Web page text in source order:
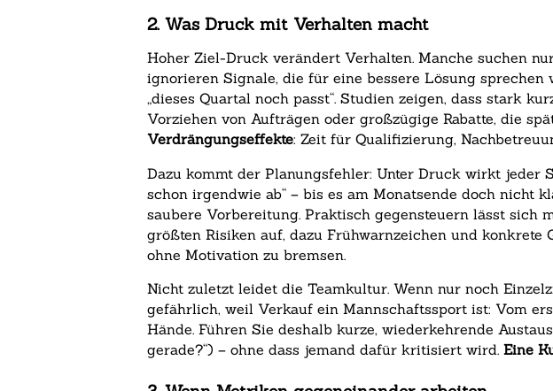
2. Was Druck mit Verhalten macht
Hoher Ziel-Druck verändert Verhalten. Manche suchen
ignorieren Signale, die für eine bessere Lösung
„dieses Quartal noch passt“. Studien zeigen, dass stark
Vorziehen von Aufträgen oder großzügige Rabatte, die
Verdrängungseffekte: Zeit für Qualifizierung,
Dazu kommt der Planungsfehler: Unter Druck wirkt
schon irgendwie ab“ – bis es am Monatsende doch nicht
saubere Vorbereitung. Praktisch gegensteuern lässt sich
größten Risiken auf, dazu Frühwarnzeichen und konkrete
ohne Motivation zu bremsen.
Nicht zuletzt leidet die Teamkultur. Wenn nur noch
gefährlich, weil Verkauf ein Mannschaftssport ist: Vom
Hände. Führen Sie deshalb kurze, wiederkehrende
gerade?“) – ohne dass jemand dafür kritisiert wird.Eine